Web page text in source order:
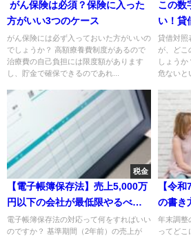
がん保険は必須？保険に入った
方がいい3つのケース
がん保険には必ず入っておいた方がいいの
でしょうか？ 高額療養費制度があるので
治療費の自己負担には限度額があります
し、貯金で確保できるのであれ...
この数
い！貸
クポイ
やすく
貸借対照
が、どこ
しょう
危ないと
税金
【電子帳簿保存法】売上5,000万
円以下の会社が最低限やるべき
対応まとめ
電子帳簿保存法の対応って何をすればいい
のですか？ 基準期間（2年前）の売上が
【令
の書き
く解説
年末調整
ってどこ